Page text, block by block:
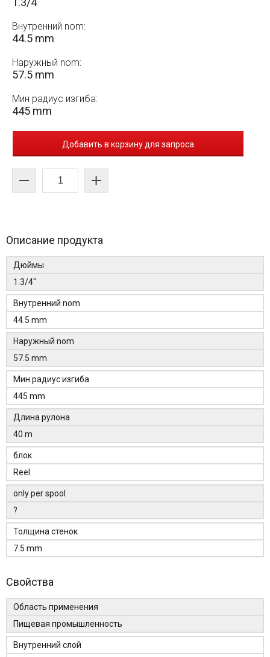
Внутренний nom:
44.5 mm
Наружный nom:
57.5 mm
Мин радиус изгиба:
445 mm
Добавить в корзину для запроса
Описание продукта
Дюймы
1.3/4"
Внутренний nom
44.5 mm
Наружный nom
57.5 mm
Мин радиус изгиба
445 mm
Длина рулона
40 m
блок
Reel
only per spool
?
Толщина стенок
7.5 mm
Свойства
Область применения
Пищевая промышленность
Внутренний слой